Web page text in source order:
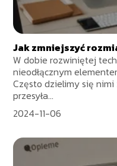
Jak zmniejszyć
W dobie rozwiniętej
nieodłącznym
Często dzielimy się nimi
przesyła...
2024-11-06